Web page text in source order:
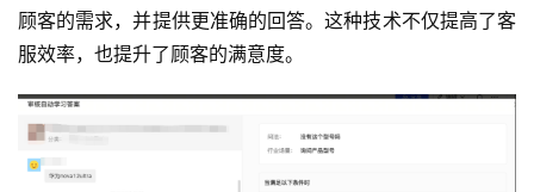
顾客的需求，并提供更准确的回答。这种技术不仅提高了客
服效率，也提升了顾客的满意度。